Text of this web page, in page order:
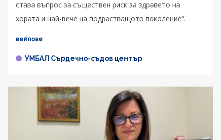
става въпрос за съществен риск за здравето на
хората и най-вече на подрастващото поколение“.
вейпове
УМБАЛ Сърдечно-съдов център